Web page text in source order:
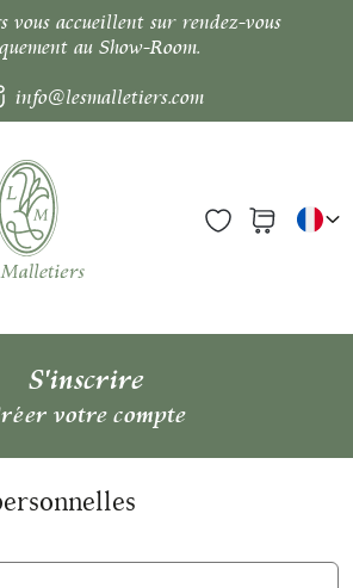
vous accueillent sur rendez-vous
au Show-Room.
info@lesmalletiers.com
S'inscrire
votre compte